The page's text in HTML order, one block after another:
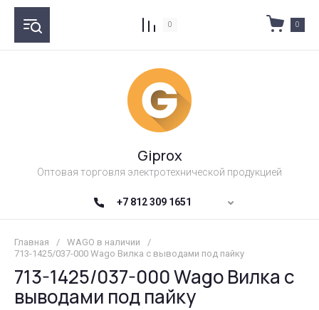
0 0
Giprox
Оптовая торговля электротехнической продукцией
+7 812 309 1651
Главная / WAGO в наличии
/
713-1425/037-000 Wago Вилка с выводами под пайку
713-1425/037-000 Wago Вилка с
выводами под пайку